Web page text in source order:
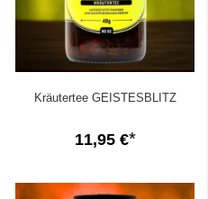
Kräutertee GEISTESBLITZ
11,95 €